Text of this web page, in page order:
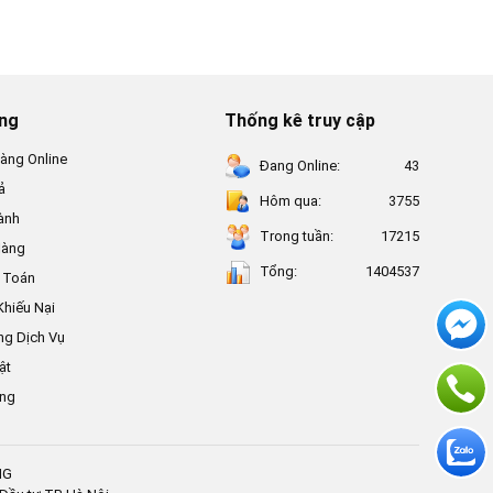
Online
Nại
Dịch Vụ
Thống kê truy cập
Đang Online: 43
Hôm qua: 3755
Trong tuần: 17215
Tổng: 1404537